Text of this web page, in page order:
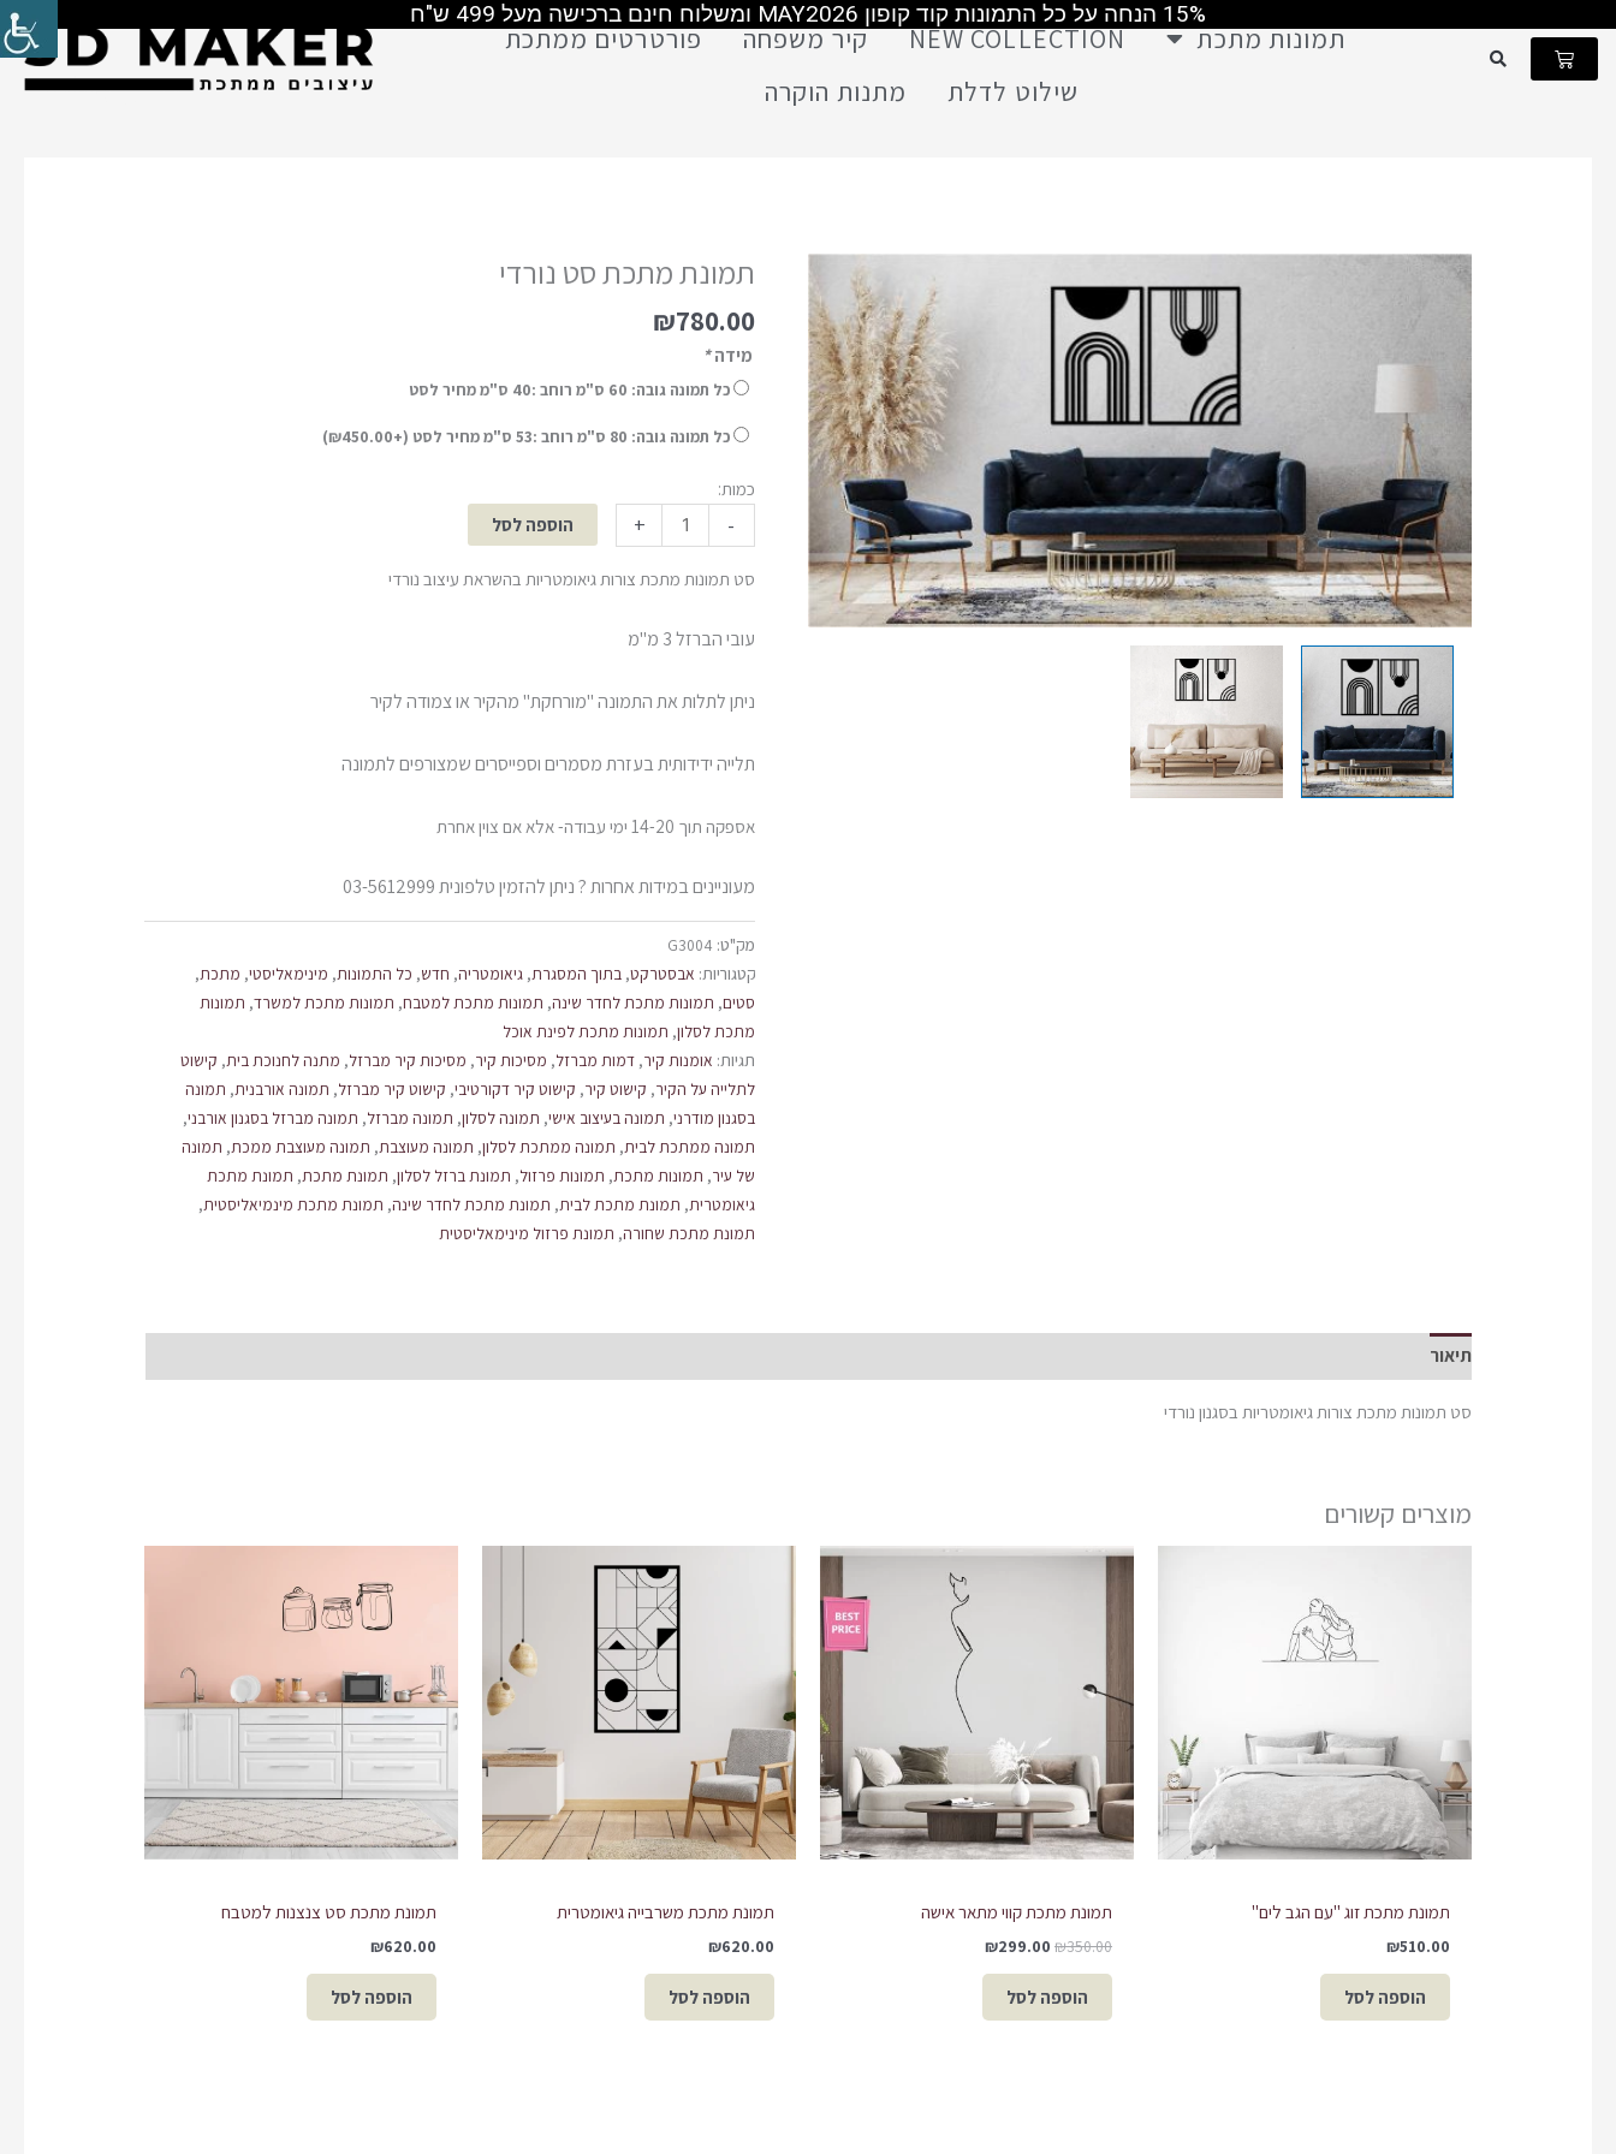
לתוכן
משלוח חינם מעל 399 ש"ח
משלוח חינם מעל 399 ש"ח
משלוח חינם מעל 499 ש"ח 15% הנחה על כל התמונות קוד קופון MAY2026 ומשלוח חינם ברכישה מעל 499 ש"ח
עגלת
קניות
תמונות מתכת NEW COLLECTION קיר משפחה
פורטרטים ממתכת
שילוט לדלת
מתנות הוקרה
תמונת מתכת סט נורדי
₪780.00
מידה*
כל תמונה גובה: 60 ס"מ רוחב :40 ס"מ מחיר לסט
כל תמונה גובה: 80 ס"מ רוחב :53 ס"מ מחיר לסט (+ ₪450.00
)
כמות:
-
כמות
+ הוספה לסל
סט תמונות מתכת צורות גיאומטריות בהשראת עיצוב נורדי
עובי הברזל 3 מ"מ
ניתן לתלות את התמונה "מורחקת" מהקיר או צמודה לקיר
תלייה ידידותית בעזרת מסמרים וספייסרים שמצורפים לתמונה
אספקה תוך 14-20 ימי עבודה- אלא אם צוין אחרת
מעוניינים במידות אחרות ? ניתן להזמין טלפונית 03-5612999
מק"ט: G3004
קטגוריות: אבסטרקט,בתוך המסגרת,גיאומטריה, חדש, כל התמונות, מינימאליסטי, מתכת,
סטים, תמונות מתכת לחדר שינה, תמונות מתכת למטבח, תמונות מתכת למשרד, תמונות
מתכת לסלון, תמונות מתכת לפינת אוכל
תגיות: אומנות קיר,דמות מברזל, מסיכות קיר, מסיכות קיר מברזל, מתנה לחנוכת בית, קישוט
לתלייה על הקיר, קישוט קיר, קישוט קיר דקורטיבי, קישוט קיר מברזל, תמונה אורבנית, תמונה
בסגנון מודרני, תמונה בעיצוב אישי, תמונה לסלון, תמונה מברזל, תמונה מברזל בסגנון אורבני,
תמונה ממתכת לבית, תמונה ממתכת לסלון, תמונה מעוצבת, תמונה מעוצבת ממכת, תמונה
של עיר, תמונות מתכת, תמונות פרזול, תמונת ברזל לסלון, תמונת מתכת, תמונת מתכת
גיאומטרית, תמונת מתכת לבית, תמונת מתכת לחדר שינה, תמונת מתכת מינמיאליסטית,
תמונת מתכת שחורה, תמונת פרזול מינימאליסטית
תיאור
סט תמונות מתכת צורות גיאומטריות בסגנון נורדי
מוצרים קשורים
תמונת מתכת זוג "עם הגב לים"
₪510.00
הוספה לסל
תמונת מתכת קווי מתאר אישה
₪350.00
המחיר
₪299.00
המחיר
הנוכחי
הוא:
₪299.00.
הוספה לסל
תמונת מתכת משרבייה גיאומטרית
₪620.00
הוספה לסל
תמונת מתכת סט צנצנות למטבח
₪620.00
הוספה לסל